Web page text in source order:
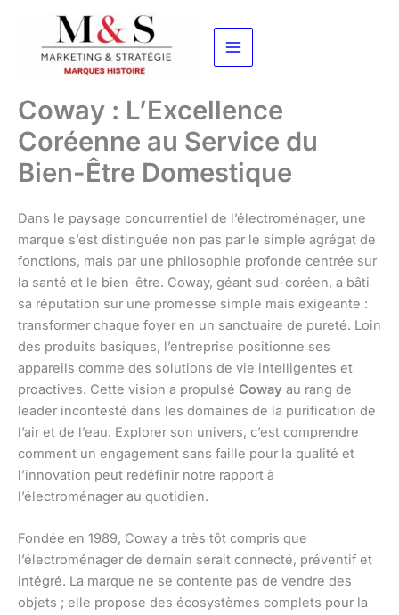
contenu
Coway : L’Excellence
Coréenne au Service du
Bien-Être Domestique
Dans le paysage concurrentiel de l’électroménager, une
marque s’est distinguée non pas par le simple agrégat de
fonctions, mais par une philosophie profonde centrée sur
la santé et le bien-être. Coway, géant sud-coréen, a bâti
sa réputation sur une promesse simple mais exigeante :
transformer chaque foyer en un sanctuaire de pureté. Loin
des produits basiques, l’entreprise positionne ses
appareils comme des solutions de vie intelligentes et
proactives. Cette vision a propulsé Coway au rang de
leader incontesté dans les domaines de la purification de
l’air et de l’eau. Explorer son univers, c’est comprendre
comment un engagement sans faille pour la qualité et
l’innovation peut redéfinir notre rapport à
l’électroménager au quotidien.
Fondée en 1989, Coway a très tôt compris que
l’électroménager de demain serait connecté, préventif et
intégré. La marque ne se contente pas de vendre des
objets ; elle propose des écosystèmes complets pour la